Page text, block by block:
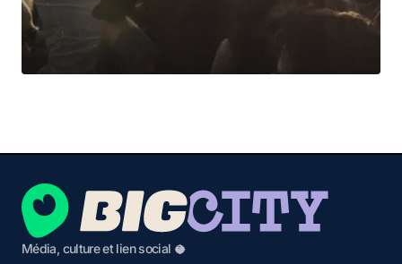
Média, culture et lien social 🥥